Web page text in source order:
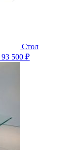
Стол
93 500 ₽